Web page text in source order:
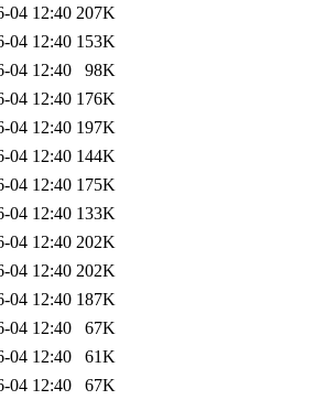
04 12:40 207K
04 12:40 153K
04 12:40
98K
04 12:40 176K
04 12:40 197K
04 12:40 144K
04 12:40 175K
04 12:40 133K
04 12:40 202K
04 12:40 202K
04 12:40 187K
04 12:40
67K
04 12:40
61K
04 12:40
67K